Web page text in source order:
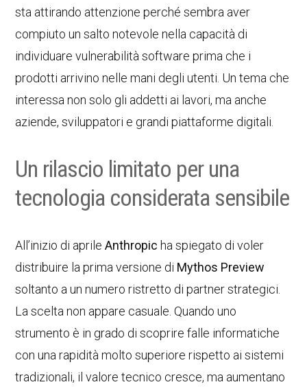
sta attirando attenzione perché sembra aver
compiuto un salto notevole nella capacità di
individuare vulnerabilità software prima che i
prodotti arrivino nelle mani degli utenti. Un tema che
interessa non solo gli addetti ai lavori, ma anche
aziende, sviluppatori e grandi piattaforme digitali.
Un rilascio limitato per una
tecnologia considerata sensibile
All’inizio di aprileAnthropic ha spiegato di voler
distribuire la prima versione di Mythos Preview
soltanto a un numero ristretto di partner strategici.
La scelta non appare casuale. Quando uno
strumento è in grado di scoprire falle informatiche
con una rapidità molto superiore rispetto ai sistemi
tradizionali, il valore tecnico cresce, ma aumentano